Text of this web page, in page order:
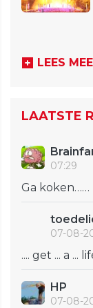
LEES
LAATSTE
07:29
Ga koken……
07-08-
.... get ... a ...
HP
07-08-